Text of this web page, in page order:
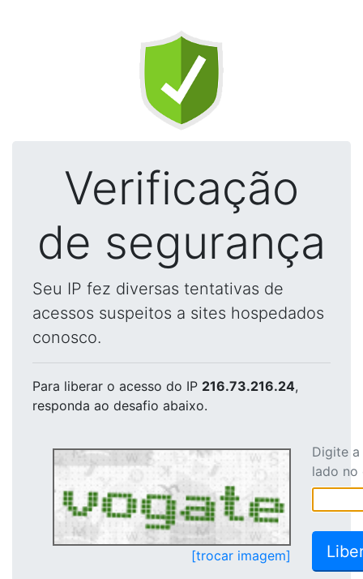
Verificação
de segurança
Seu IP fez diversas tentativas de
acessos suspeitos a sites hospedados
conosco.
Para liberar o acesso do IP 216.73.216.24,
responda ao desafio abaixo.
[trocar imagem]
Digite
lado no